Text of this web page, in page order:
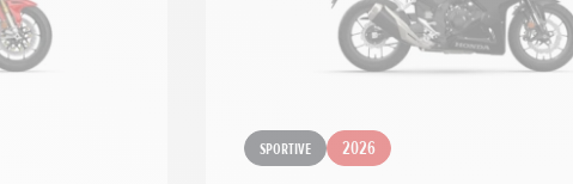
Sportive 2026